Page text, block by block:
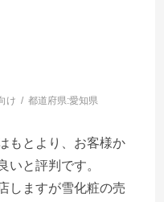
け 都道府県:愛知県
もとより、お客様か
いと評判です。
しますが雪化粧の売